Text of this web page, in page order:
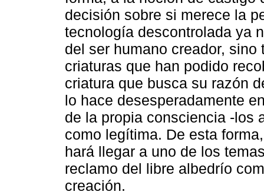
decisión sobre si merece la
tecnología descontrolada ya
del ser humano creador,
criaturas que han podido
criatura que busca su razón
lo hace desesperadamente
de la propia consciencia -los
como legítima. De esta
hará llegar a uno de los
reclamo del libre albedrío
creación.